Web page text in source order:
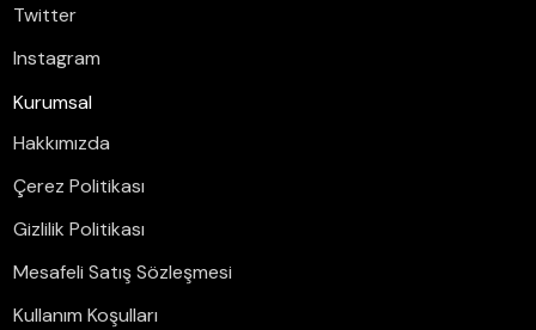
Twitter
Instagram
Kurumsal
Hakkımızda
Çerez Politikası
Gizlilik Politikası
Mesafeli Satış Sözleşmesi
Kullanım Koşulları